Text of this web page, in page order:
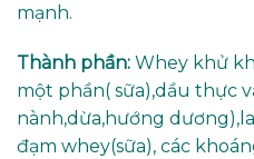
mạnh.
Thành phần: Whey khử
một phần( sữa),dầu thực
nành,dừa,hướng
đạm whey(sữa), các